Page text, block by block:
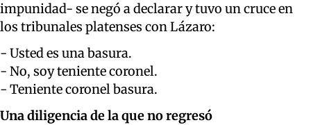
impunidad- se negó a declarar y tuvo un cruce en
los tribunales platenses con Lázaro:
- Usted es una basura.
- No, soy teniente coronel.
- Teniente coronel basura.
Una diligencia de la que no regresó